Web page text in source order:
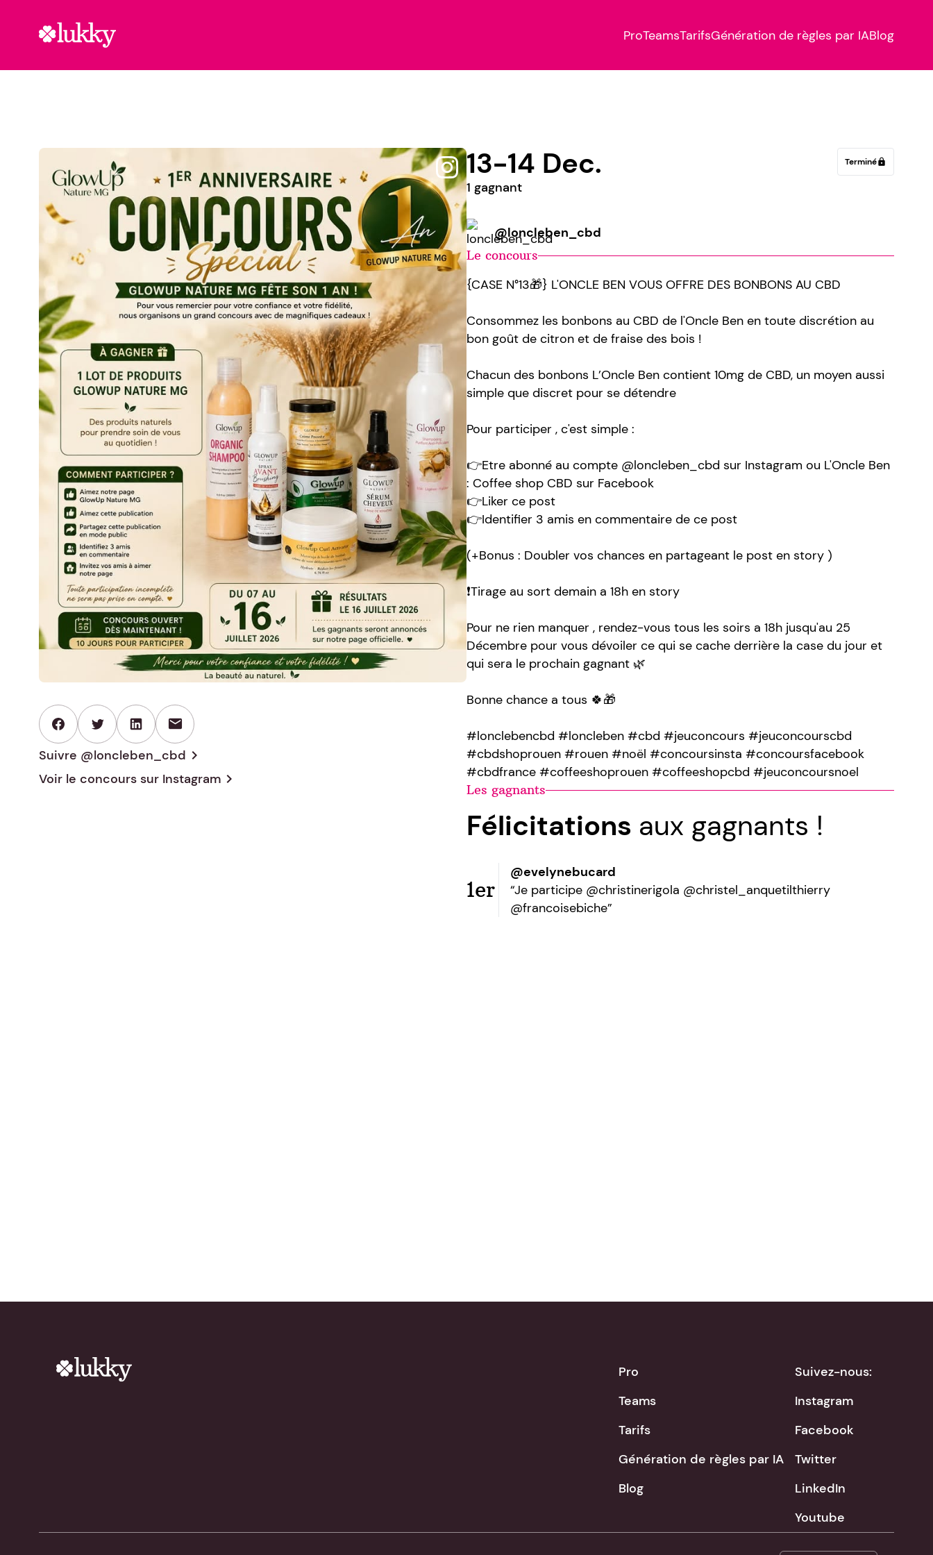
ProTeamsTarifsGénération de règles par IABlog
mail
Suivre @loncleben_cbd chevron_right
Voir le concours sur Instagram chevron_right
Terminélock
13-14 Dec.
1 gagnant
@loncleben_cbd
Le concours
{CASE N°13🎁} L'ONCLE BEN VOUS OFFRE DES BONBONS AU CBD
Consommez les bonbons au CBD de l'Oncle Ben en toute discrétion au
bon goût de citron et de fraise des bois !
Chacun des bonbons L’Oncle Ben contient 10mg de CBD, un moyen aussi
simple que discret pour se détendre
Pour participer , c'est simple :
👉Etre abonné au compte @loncleben_cbd sur Instagram ou L'Oncle Ben
: Coffee shop CBD sur Facebook
👉Liker ce post
👉Identifier 3 amis en commentaire de ce post
(+Bonus : Doubler vos chances en partageant le post en story )
❗Tirage au sort demain a 18h en story
Pour ne rien manquer , rendez-vous tous les soirs a 18h jusqu'au 25
Décembre pour vous dévoiler ce qui se cache derrière la case du jour et
qui sera le prochain gagnant 🌿
Bonne chance a tous 🍀🎁
#lonclebencbd #loncleben #cbd #jeuconcours #jeuconcourscbd
#cbdshoprouen #rouen #noël #concoursinsta #concoursfacebook
#cbdfrance #coffeeshoprouen #coffeeshopcbd #jeuconcoursnoel
Les gagnants
Félicitations aux gagnants !
1er
@evelynebucard
“Je participe @christinerigola @christel_anquetilthierry
@francoisebiche”
Pro
Teams
Tarifs
Génération de règles par IA
Blog
Suivez-nous:
Instagram
Facebook
Twitter
LinkedIn
Youtube